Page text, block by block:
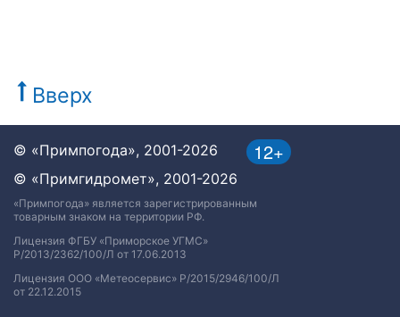
Вверх
12+
© «Примпогода», 2001-2026
© «Примгидромет», 2001-2026
«Примпогода» является зарегистрированным
товарным знаком на территории РФ.
Лицензия ФГБУ «Приморское УГМС»
Р/2013/2362/100/Л от 17.06.2013
Лицензия ООО «Метеосервис» Р/2015/2946/100/Л
от 22.12.2015